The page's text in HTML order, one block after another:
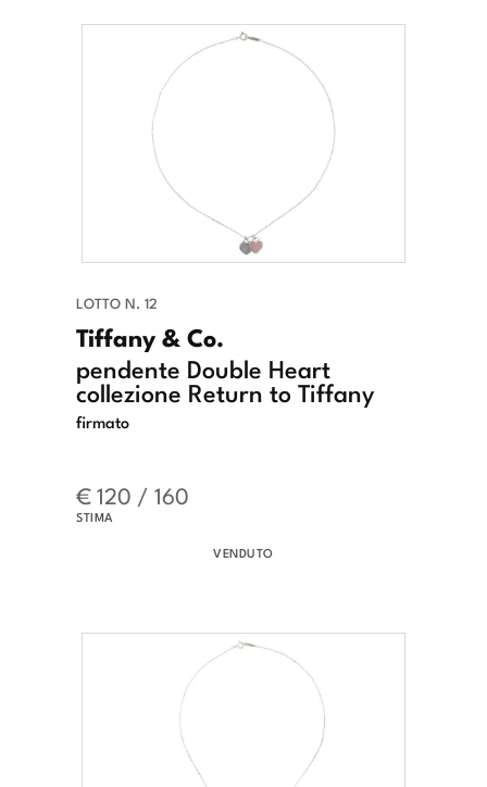
LOTTO N. 12
Tiffany & Co.
pendente Double Heart
collezione Return to Tiffany
firmato
€ 120 / 160
STIMA
VENDUTO